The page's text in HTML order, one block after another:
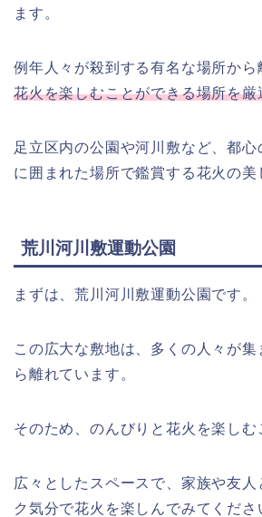
ます。
例年人々が殺到する有名な場所から
花火を楽しむことができる場所を厳
足立区内の公園や河川敷など、都心
に囲まれた場所で鑑賞する花火の美
荒川河川敷運動公園
まずは、荒川河川敷運動公園です。
この広大な敷地は、多くの人々が
ら離れています。
そのため、のんびりと花火を楽しむ
広々としたスペースで、家族や友人
ク気分で花火を楽しんでみてくださ